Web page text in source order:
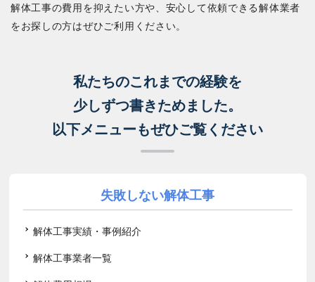
解体工事の費用を抑えたい方や、安心して依頼できる解体業者
をお探しの方はぜひご利用ください。
私たちのこれまでの経験を
少しずつ書きためました。
以下メニューもぜひご覧ください
失敗しない解体工事
解体工事実績・事例紹介
解体工事業者一覧